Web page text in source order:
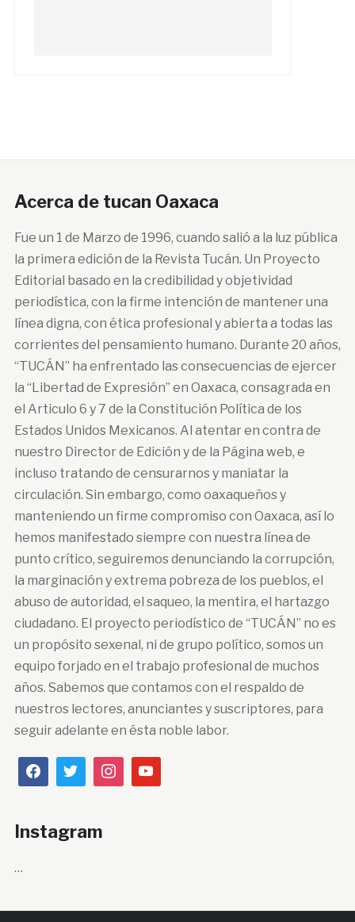
Acerca de tucan Oaxaca
Fue un 1 de Marzo de 1996, cuando salió a la luz pública
la primera edición de la Revista Tucán. Un Proyecto
Editorial basado en la credibilidad y objetividad
periodística, con la firme intención de mantener una
línea digna, con ética profesional y abierta a todas las
corrientes del pensamiento humano. Durante 20 años,
“TUCÁN” ha enfrentado las consecuencias de ejercer
la “Libertad de Expresión” en Oaxaca, consagrada en
el Articulo 6 y 7 de la Constitución Política de los
Estados Unidos Mexicanos. Al atentar en contra de
nuestro Director de Edición y de la Página web, e
incluso tratando de censurarnos y maniatar la
circulación. Sin embargo, como oaxaqueños y
manteniendo un firme compromiso con Oaxaca, así lo
hemos manifestado siempre con nuestra línea de
punto crítico, seguiremos denunciando la corrupción,
la marginación y extrema pobreza de los pueblos, el
abuso de autoridad, el saqueo, la mentira, el hartazgo
ciudadano. El proyecto periodístico de “TUCÁN” no es
un propósito sexenal, ni de grupo político, somos un
equipo forjado en el trabajo profesional de muchos
años. Sabemos que contamos con el respaldo de
nuestros lectores, anunciantes y suscriptores, para
seguir adelante en ésta noble labor.
Instagram
…